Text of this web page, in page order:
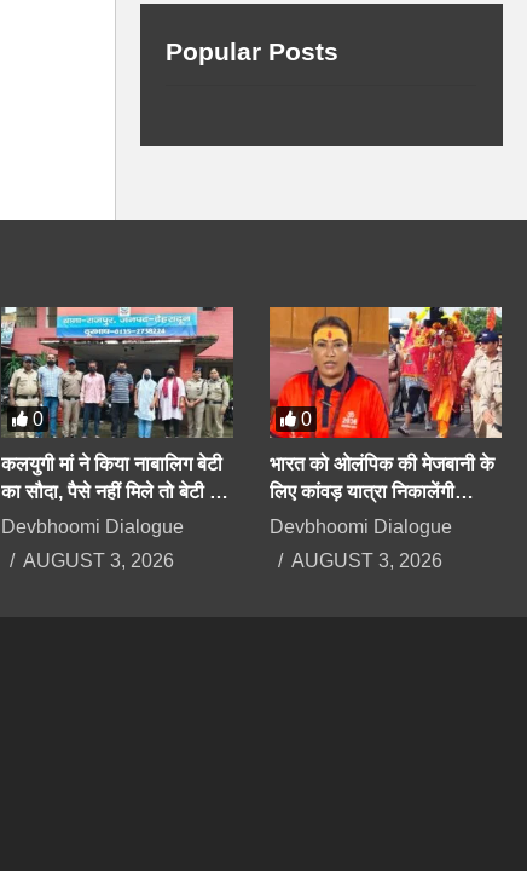
Popular Posts
0
कलयुगी मां ने किया नाबालिग बेटी
का सौदा, पैसे नहीं मिले तो बेटी के
अपहरण का झूठा मुकदमा दर्ज
Devbhoomi Dialogue
AUGUST 3, 2026
0
भारत को ओलंपिक की मेजबानी के
लिए कांवड़ यात्रा निकालेंगी
उत्तराखंड की मंत्री रेखा आर्या
Devbhoomi Dialogue
AUGUST 3, 2026